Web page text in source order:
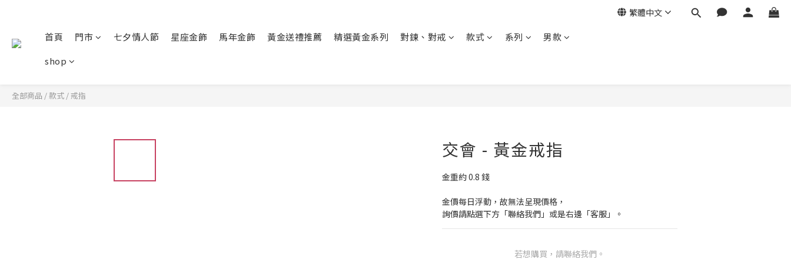
繁體中文
首頁 門市 七夕情人節 星座金飾 馬年金飾 黃金送禮推薦 精選黃金系列 對鍊、對戒 款式 系列
男款
shop
全部商品 /款式 /戒指
交會 - 黃金戒指
金重約 0.8 錢
金價每日浮動，故無法呈現價格，
詢價請點選下方「聯絡我們」或是右邊「客服」。
若想購買，請聯絡我們。